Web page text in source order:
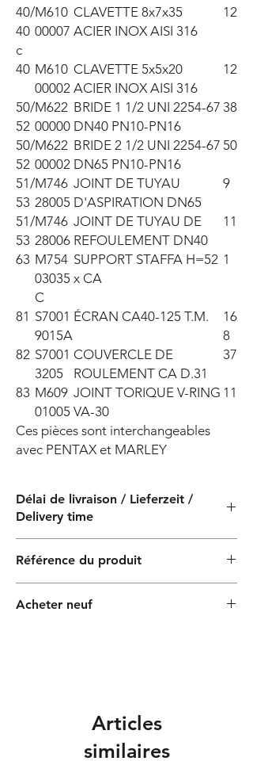
40/
40
c
M610
00007
CLAVETTE 8x7x35
ACIER INOX AISI 316
12
40 M610
00002
CLAVETTE 5x5x20
ACIER INOX AISI 316
12
50/
52
M622
00000
BRIDE 1 1/2 UNI 2254-67
DN40 PN10-PN16
38
50/
52
M622
00002
BRIDE 2 1/2 UNI 2254-67
DN65 PN10-PN16
50
51/
53
M746
28005
JOINT DE TUYAU
D'ASPIRATION DN65
9
51/
53
M746
28006
JOINT DE TUYAU DE
REFOULEMENT DN40
11
63 M754
03035
C
SUPPORT STAFFA H=52
x CA
1
81 S7001
9015A
ÉCRAN CA40-125 T.M.
16
8
82 S7001
3205
COUVERCLE DE
ROULEMENT CA D.31
37
83 M609
01005
JOINT TORIQUE V-RING
VA-30
11
Ces pièces sont interchangeables
avec PENTAX et MARLEY
Délai de livraison / Lieferzeit /
Delivery time
Référence du produit
Acheter neuf
Articles
similaires